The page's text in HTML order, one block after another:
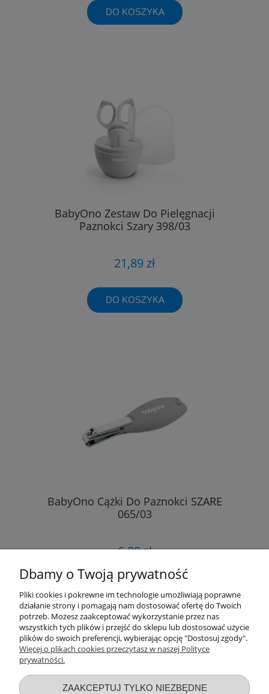
DO KOSZYKA
BabyOno Zestaw Do Pielęgnacji
Paznokci Szary 398/03
21,89 zł
DO KOSZYKA
BabyOno Cążki Do Paznokci SZARE
065/03
6,89 zł
« 1 2 »
Dbamy o Twoją prywatność
Pliki cookies i pokrewne im technologie umożliwiają poprawne
działanie strony i pomagają nam dostosować ofertę do Twoich
potrzeb. Możesz zaakceptować wykorzystanie przez nas
wszystkich tych plików i przejść do sklepu lub dostosować użycie
plików do swoich preferencji, wybierając opcję "Dostosuj zgody".
Więcej o plikach cookies przeczytasz w naszej Polityce
prywatności.
ZAAKCEPTUJ TYLKO NIEZBĘDNE